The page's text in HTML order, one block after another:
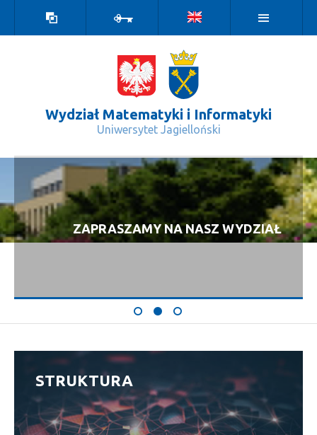
kontrastowa
Wydział Matematyki i Informatyki
Uniwersytet Jagielloński
O nas - Wydział Matematyki i
ZAPRASZAMY NA NASZ WYDZIAŁ
STRUKTURA